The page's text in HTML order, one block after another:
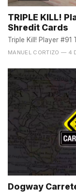
TRIPLE KILL!
Shredit Cards
Triple Kill! Player #91
MANUEL CORTIZO — 4
Dogway